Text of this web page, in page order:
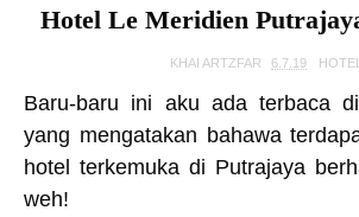
Hotel Le Meridien
KHAI ARTZFAR 6.7.19 HOTEL
Baru-baru ini aku ada terbaca
yang mengatakan bahawa
hotel terkemuka di Putrajaya
weh!